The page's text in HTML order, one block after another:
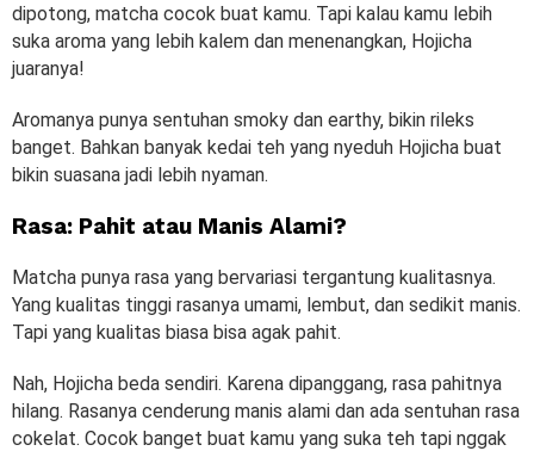
dipotong, matcha cocok buat kamu. Tapi kalau kamu lebih
suka aroma yang lebih kalem dan menenangkan, Hojicha
juaranya!
Aromanya punya sentuhan smoky dan earthy, bikin rileks
banget. Bahkan banyak kedai teh yang nyeduh Hojicha buat
bikin suasana jadi lebih nyaman.
Rasa: Pahit atau Manis Alami?
Matcha punya rasa yang bervariasi tergantung kualitasnya.
Yang kualitas tinggi rasanya umami, lembut, dan sedikit manis.
Tapi yang kualitas biasa bisa agak pahit.
Nah, Hojicha beda sendiri. Karena dipanggang, rasa pahitnya
hilang. Rasanya cenderung manis alami dan ada sentuhan rasa
cokelat. Cocok banget buat kamu yang suka teh tapi nggak